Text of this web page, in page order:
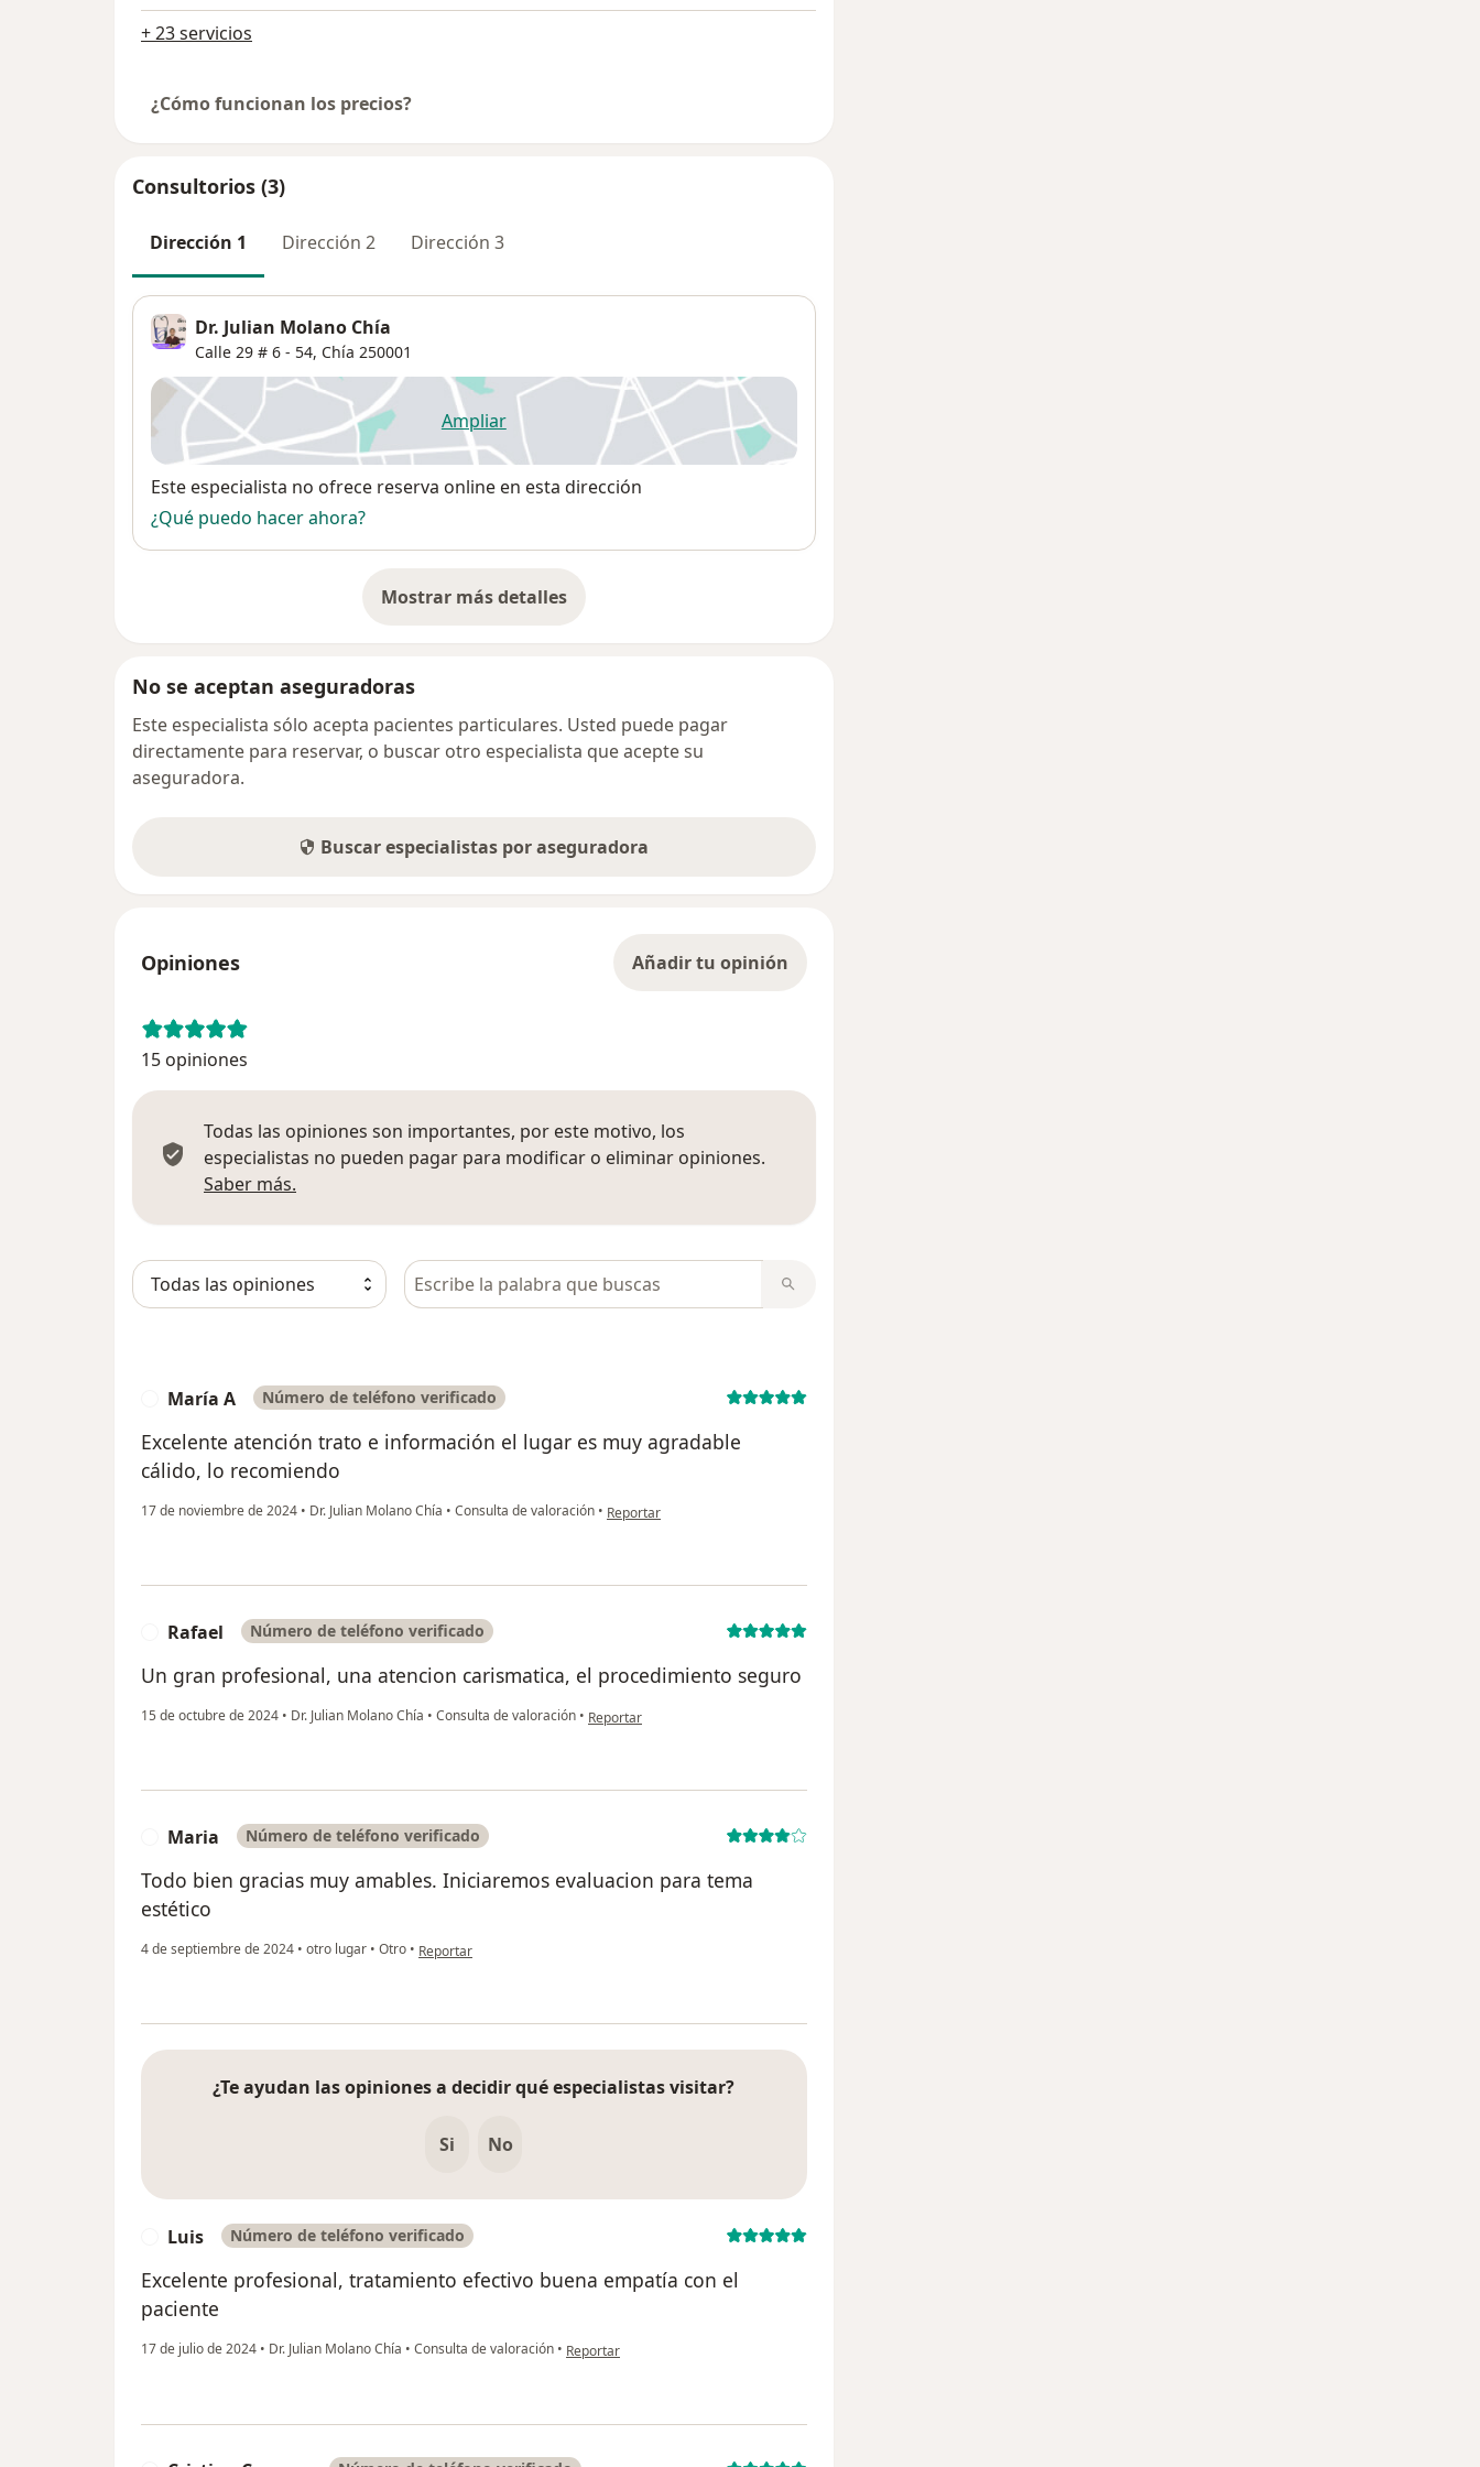
+ 23 servicios
¿Cómo funcionan los precios?
Consultorios (3)
Dirección 1 Dirección 2 Dirección 3
Dr. Julian Molano Chía
Calle 29 # 6 - 54, Chía 250001
Ampliarse abre en una nueva pestaña
Disponibilidad
Este especialista no ofrece reserva online en esta dirección
¿Qué puedo hacer ahora?
Mostrar más detalles
sobre la dirección
No se aceptan aseguradoras
Este especialista sólo acepta pacientes particulares. Usted puede pagar
directamente para reservar, o buscar otro especialista que acepte su
aseguradora.
Buscar especialistas por aseguradora
Opiniones Añadir tu opinión
15 opiniones
Todas las opiniones son importantes, por este motivo, los
especialistas no pueden pagar para modificar o eliminar opiniones.
Saber más.
Busca en opiniones
María A Número de teléfono verificado
Excelente atención trato e información el lugar es muy agradable
cálido, lo recomiendo
17 de noviembre de 2024 • Dr. Julian Molano Chía • Consulta de valoración • en opinión del usuario María A
Reportar
Rafael Número de teléfono verificado
Un gran profesional, una atencion carismatica, el procedimiento seguro
15 de octubre de 2024 • Dr. Julian Molano Chía • Consulta de valoración • en opinión del usuario Rafael
Reportar
Maria Número de teléfono verificado
Todo bien gracias muy amables. Iniciaremos evaluacion para tema
estético
4 de septiembre de 2024 • otro lugar • Otro • en opinión del usuario Maria
Reportar
¿Te ayudan las opiniones a decidir qué especialistas visitar?
Si No
Luis Número de teléfono verificado
Excelente profesional, tratamiento efectivo buena empatía con el
paciente
17 de julio de 2024 • Dr. Julian Molano Chía • Consulta de valoración • en opinión del usuario Luis
Reportar